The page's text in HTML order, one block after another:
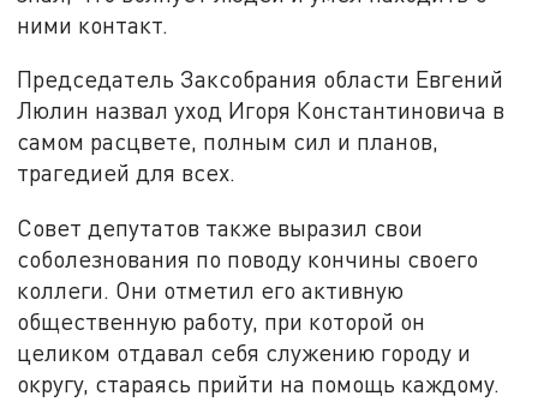
ними контакт.
Председатель Заксобрания области Евгений
Люлин назвал уход Игоря Константиновича в
самом расцвете, полным сил и планов,
трагедией для всех.
Совет депутатов также выразил свои
соболезнования по поводу кончины своего
коллеги. Они отметил его активную
общественную работу, при которой он
целиком отдавал себя служению городу и
округу, стараясь прийти на помощь каждому.